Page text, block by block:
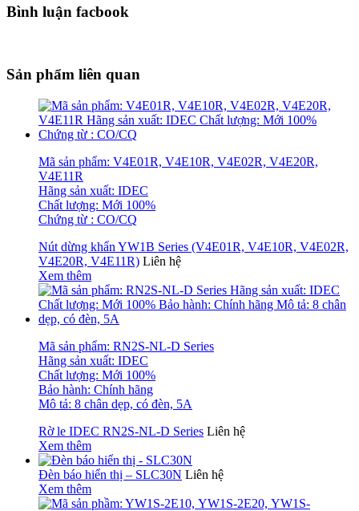
Bình luận facbook
Sản phẩm liên quan
Mã sản phẩm: V4E01R, V4E10R, V4E02R, V4E20R,
V4E11R
Hãng sản xuất: IDEC
Chất lượng: Mới 100%
Chứng từ : CO/CQ
Nút dừng khẩn YW1B Series (V4E01R, V4E10R, V4E02R,
V4E20R, V4E11R) Liên hệ
Xem thêm
Mã sản phẩm: RN2S-NL-D Series
Hãng sản xuất: IDEC
Chất lượng: Mới 100%
Bảo hành: Chính hãng
Mô tả: 8 chân dẹp, có đèn, 5A
Rờ le IDEC RN2S-NL-D Series Liên hệ
Xem thêm
Đèn báo hiển thị – SLC30N Liên hệ
Xem thêm